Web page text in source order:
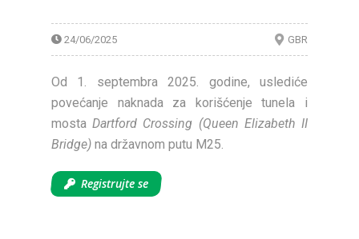
24/06/2025 GBR
Od 1. septembra 2025. godine, uslediće
povećanje naknada za korišćenje tunela i
mostaDartford Crossing (Queen Elizabeth II
Bridge) na državnom putu M25.
Registrujte se